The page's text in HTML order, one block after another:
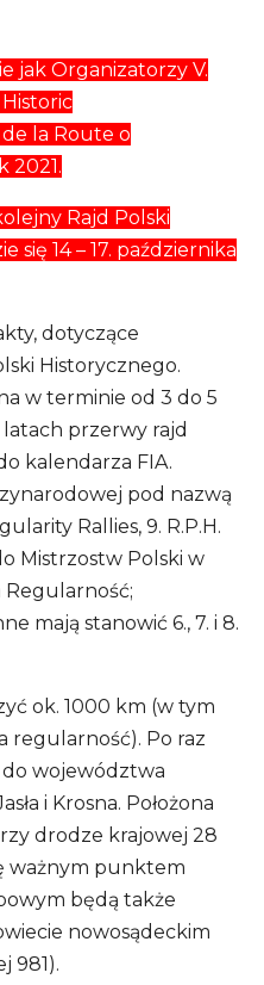
jak Organizatorzy V.
la Route o
2021.
Rajd Polski
się 14 – 17. października
dotyczące
Historycznego.
w terminie od 3 do 5
przerwy rajd
kalendarza FIA.
pod nazwą
Rallies, 9. R.P.H.
Mistrzostw Polski w
Regularność;
mają stanowić 6., 7. i 8.
ok. 1000 km (w tym
regularność). Po raz
województwa
i Krosna. Położona
drodze krajowej 28
ważnym punktem
będą także
nowosądeckim
981).